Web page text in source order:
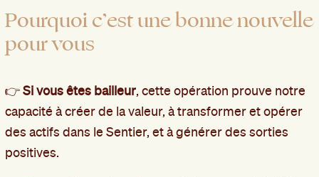
Pourquoi c’est une bonne nouvelle
pour vous
👉Si vous êtes bailleur, cette opération prouve notre
capacité à créer de la valeur, à transformer et opérer
des actifs dans le Sentier, et à générer des sorties
positives.